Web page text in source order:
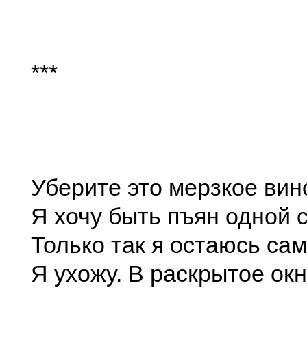
***
Уберите это мерзкое
Я хочу быть пъян одной
Только так я остаюсь
Я ухожу. В раскрытое